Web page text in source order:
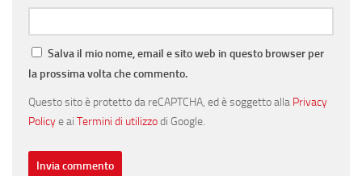
Salva il mio nome, email e sito web in questo browser per
la prossima volta che commento.
Questo sito è protetto da reCAPTCHA, ed è soggetto alla Privacy
Policye ai Termini di utilizzodi Google.